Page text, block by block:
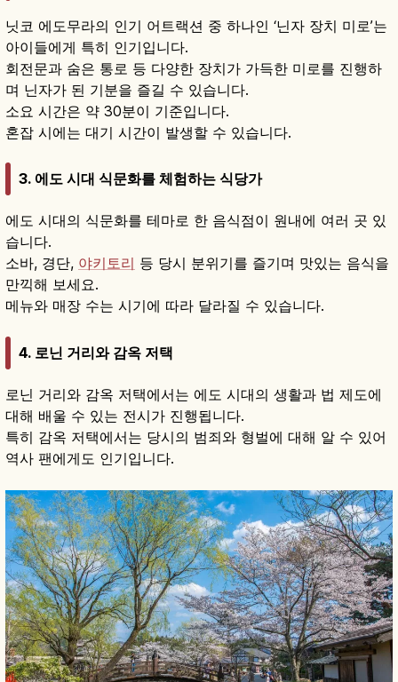
닛코 에도무라의 인기 어트랙션 중 하나인 ‘닌자 장치 미로’는
아이들에게 특히 인기입니다.
회전문과 숨은 통로 등 다양한 장치가 가득한 미로를 진행하
며 닌자가 된 기분을 즐길 수 있습니다.
소요 시간은 약 30분이 기준입니다.
혼잡 시에는 대기 시간이 발생할 수 있습니다.
3. 에도 시대 식문화를 체험하는 식당가
에도 시대의 식문화를 테마로 한 음식점이 원내에 여러 곳 있
습니다.
소바, 경단, 야키토리 등 당시 분위기를 즐기며 맛있는 음식을
만끽해 보세요.
메뉴와 매장 수는 시기에 따라 달라질 수 있습니다.
4. 로닌 거리와 감옥 저택
로닌 거리와 감옥 저택에서는 에도 시대의 생활과 법 제도에
대해 배울 수 있는 전시가 진행됩니다.
특히 감옥 저택에서는 당시의 범죄와 형벌에 대해 알 수 있어
역사 팬에게도 인기입니다.